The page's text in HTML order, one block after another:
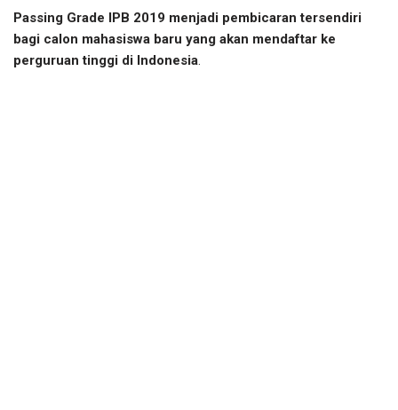
Passing Grade IPB 2019 menjadi pembicaran tersendiri
bagi calon mahasiswa baru yang akan mendaftar ke
perguruan tinggi di Indonesia.